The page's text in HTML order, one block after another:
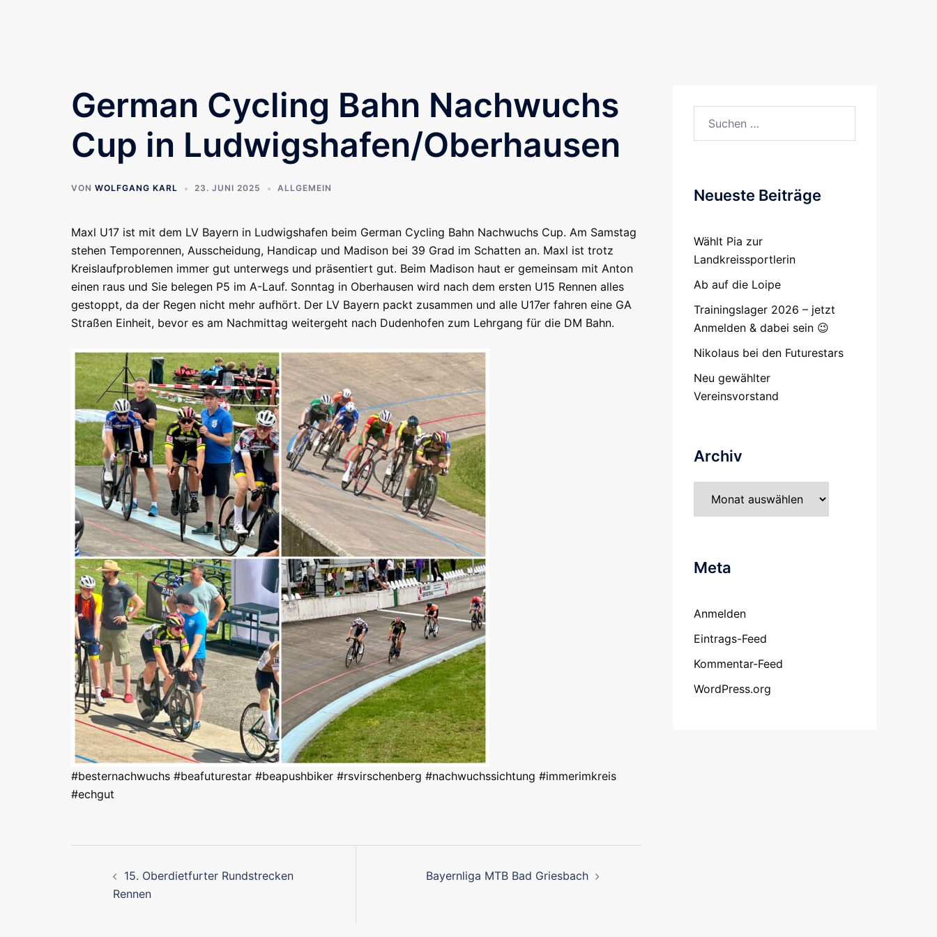
German Cycling Bahn Nachwuchs
Cup in Ludwigshafen/Oberhausen
VON WOLFGANG KARL 23. JUNI 2025 ALLGEMEIN
Maxl U17 ist mit dem LV Bayern in Ludwigshafen beim German Cycling Bahn Nachwuchs Cup. Am Samstag
stehen Temporennen, Ausscheidung, Handicap und Madison bei 39 Grad im Schatten an. Maxl ist trotz
Kreislaufproblemen immer gut unterwegs und präsentiert gut. Beim Madison haut er gemeinsam mit Anton
einen raus und Sie belegen P5 im A-Lauf. Sonntag in Oberhausen wird nach dem ersten U15 Rennen alles
gestoppt, da der Regen nicht mehr aufhört. Der LV Bayern packt zusammen und alle U17er fahren eine GA
Straßen Einheit, bevor es am Nachmittag weitergeht nach Dudenhofen zum Lehrgang für die DM Bahn.
#besternachwuchs #beafuturestar #beapushbiker #rsvirschenberg #nachwuchssichtung #immerimkreis
#echgut
Beitragsnavigation
15. Oberdietfurter Rundstrecken
Rennen
Bayernliga MTB Bad Griesbach
Neueste Beiträge
Wählt Pia zur
Landkreissportlerin
Ab auf die Loipe
Trainingslager 2026 – jetzt
Anmelden & dabei sein 😉
Nikolaus bei den Futurestars
Neu gewählter
Vereinsvorstand
Archiv
Meta
Anmelden
Eintrags-Feed
Kommentar-Feed
WordPress.org